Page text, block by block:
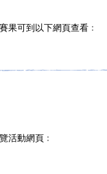
果可到以下網頁查看﹕
活動網頁﹕